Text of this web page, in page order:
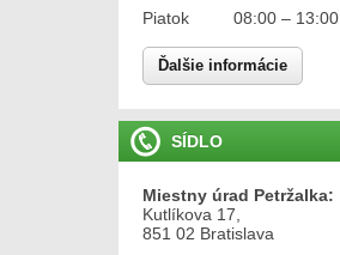
Piatok
08:00 – 13:00
Ďalšie informácie
SÍDLO
Miestny úrad Petržalka:
Kutlíkova 17,
851 02 Bratislava